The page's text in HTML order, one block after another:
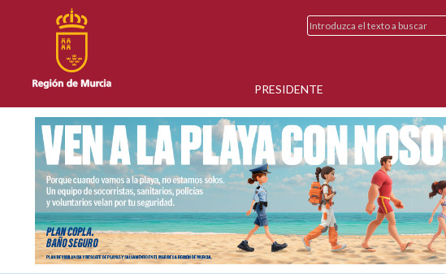
PRESIDENTE